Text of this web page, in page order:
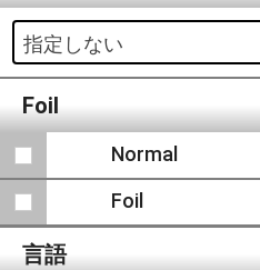
指定しない
Foil
Normal
Foil
言語